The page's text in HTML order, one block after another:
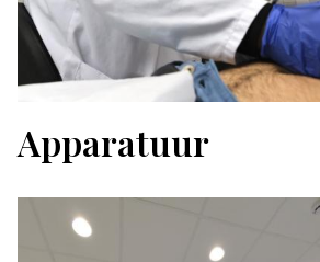
Apparatuur
Afbeelding